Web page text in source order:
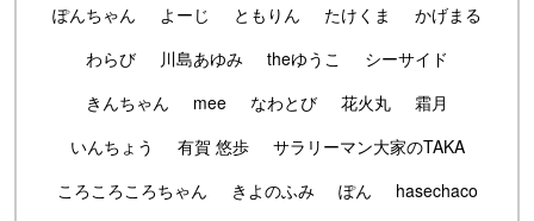
ぽんちゃん
よーじ ともりん たけくま
かげまる
わらび
川島あゆみ theゆうこ
シーサイド
きんちゃん
mee なわとび 花火丸
霜月
いんちょう
有賀 悠歩
サラリーマン大家のTAKA
ころころころちゃん
きよのふみ ぽん
hasechaco